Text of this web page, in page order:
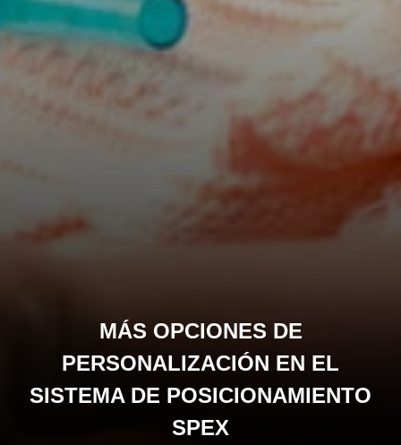
MÁS OPCIONES DE
PERSONALIZACIÓN EN EL
SISTEMA DE POSICIONAMIENTO
SPEX